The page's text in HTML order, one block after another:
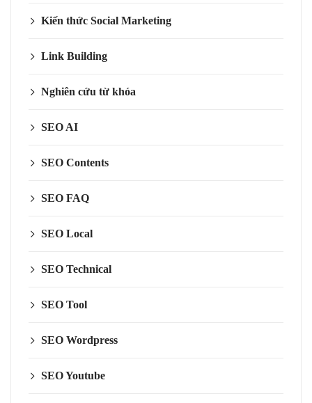
Kiến thức Social Marketing
Link Building
Nghiên cứu từ khóa
SEO AI
SEO Contents
SEO FAQ
SEO Local
SEO Technical
SEO Tool
SEO Wordpress
SEO Youtube